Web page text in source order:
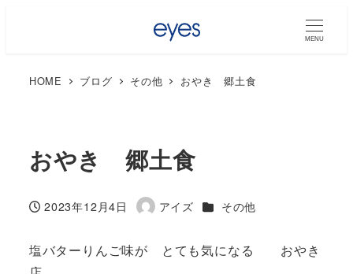
MENU
HOME ブログ その他 おやき 郷土食
おやき 郷土食
投稿日
2023年12月4日
著
アイズ カテゴリー
その他
塩バターりんご味が とても気になる おやき